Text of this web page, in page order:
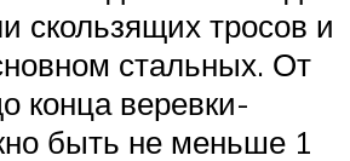
скользящих тросов и
стальных. От
конца веревки-
быть не меньше 1